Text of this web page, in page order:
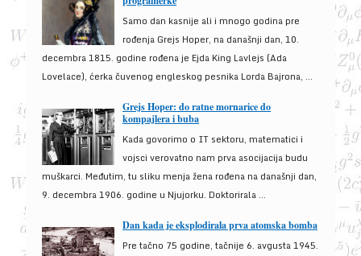
Samo dan kasnije ali i mnogo godina pre
rođenja Grejs Hoper, na današnji dan, 10.
decembra 1815. godine rođena je Ejda King Lavlejs (Ada
Lovelace), ćerka čuvenog engleskog pesnika Lorda Bajrona, ...
Grejs Hoper: do ratne mornarice do
kompajlera i buba
Kada govorimo o IT sektoru, matematici i
vojsci verovatno nam prva asocijacija budu
muškarci. Međutim, tu sliku menja žena rođena na današnji dan,
9. decembra 1906. godine u Njujorku. Doktorirala ...
Dan kada je eksplodirala prva atomska bomba
Pre tačno 75 godine, tačnije 6. avgusta 1945.